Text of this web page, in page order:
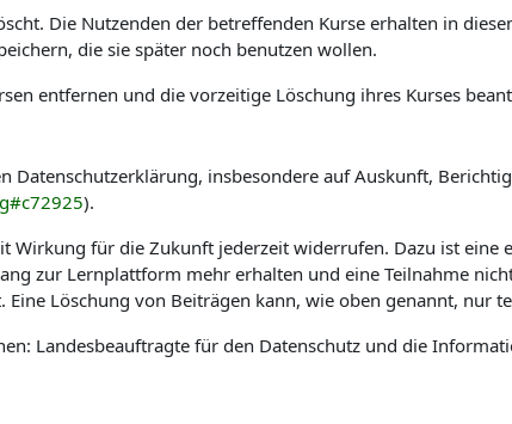
Die Nutzenden der betreffenden Kurse erhalten in
die sie später noch benutzen wollen.
entfernen und die vorzeitige Löschung ihres Kurses
insbesondere auf Auskunft,
).
für die Zukunft jederzeit widerrufen. Dazu ist eine
zur Lernplattform mehr erhalten und eine Teilnahme
Löschung von Beiträgen kann, wie oben genannt, nur
Landesbeauftragte für den Datenschutz und die